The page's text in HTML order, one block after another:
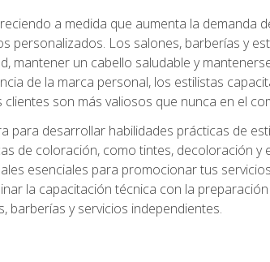
a medida que aumenta la demanda
personalizados. Los salones, barberías y
mantener un cabello saludable y
de la marca personal, los estilistas
son más valiosos que nunca en el
para desarrollar habilidades prácticas de
de coloración, como tintes, decoloración
esenciales para promocionar tus
la capacitación técnica con la
barberías y servicios independientes.